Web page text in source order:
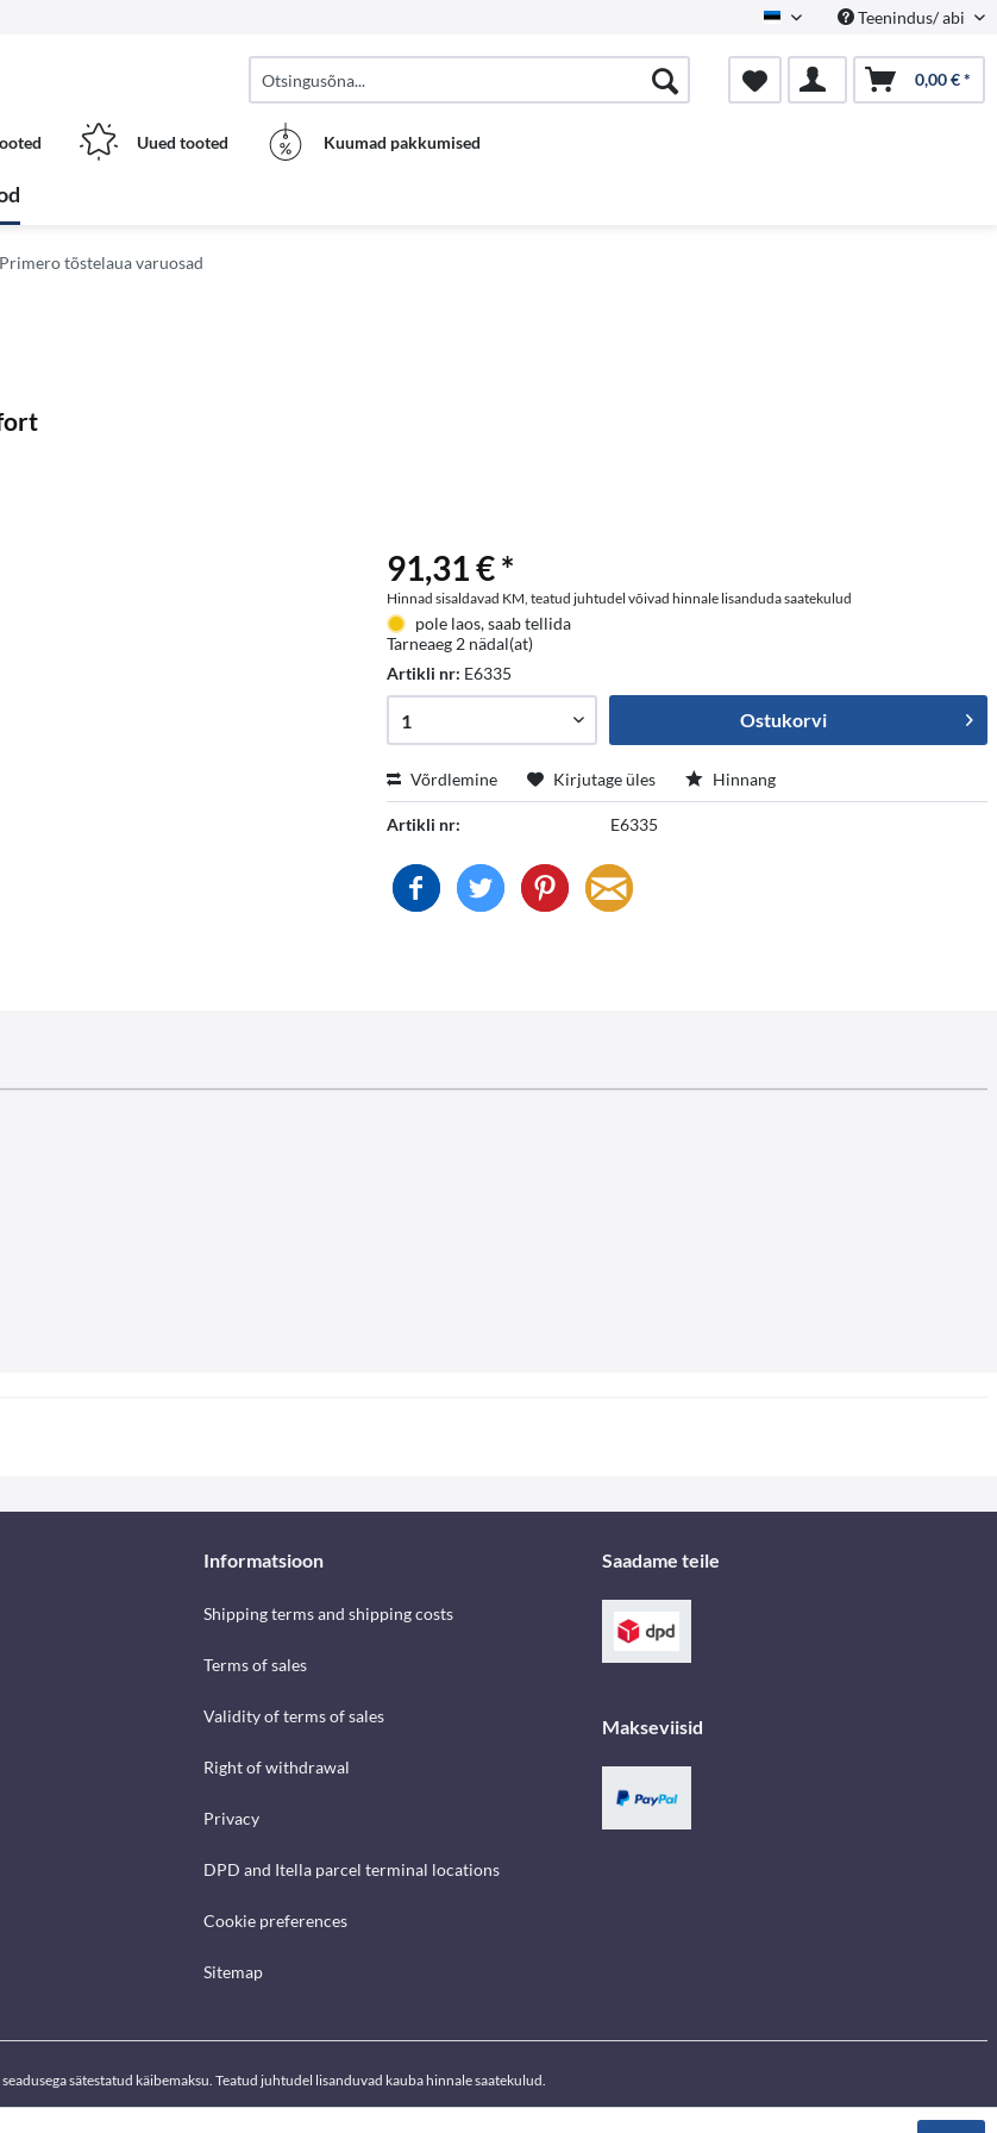
Estnisch Teenindus/ abi
0,00 € *
Uued tooted Kuumad pakkumised
Primero tõstelaua varuosad
91,31 € *
Hinnad sisaldavad KM, teatud juhtudel võivad hinnale lisanduda saatekulud
pole laos, saab tellida
Tarneaeg 2 nädal(at)
Artikli nr: E6335
Ostukorvi
Võrdlemine Kirjutage üles Hinnang
Artikli nr: E6335
Informatsioon
Shipping terms and shipping costs
Terms of sales
Validity of terms of sales
Right of withdrawal
Privacy
DPD and Itella parcel terminal locations
Cookie preferences
Sitemap
Saadame teile
Makseviisid
sätestatud käibemaksu. Teatud juhtudel lisanduvad kauba hinnale saatekulud.